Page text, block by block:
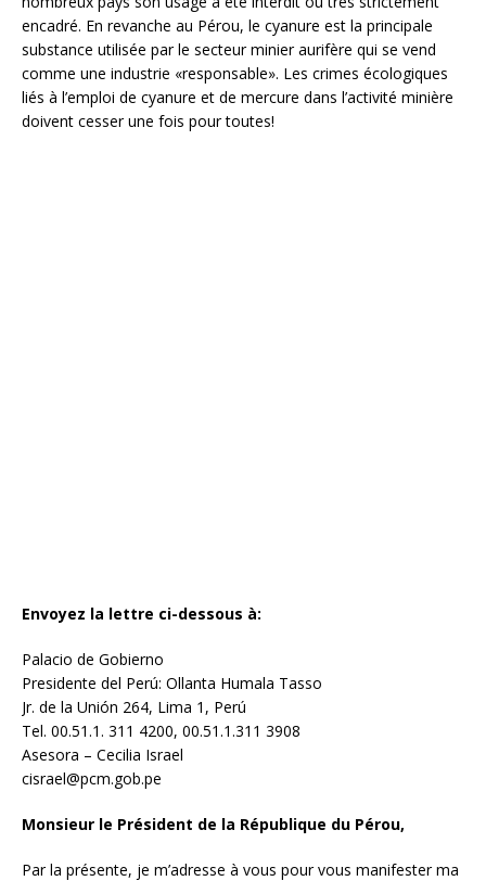
encadré. En revanche au Pérou, le cyanure est la principale
substance utilisée par le secteur minier aurifère qui se vend
comme une industrie «responsable». Les crimes écologiques
liés à l’emploi de cyanure et de mercure dans l’activité minière
doivent cesser une fois pour toutes!
Envoyez la lettre ci-dessous à:
Palacio de Gobierno
Presidente del Perú: Ollanta Humala Tasso
Jr. de la Unión 264, Lima 1, Perú
Tel. 00.51.1. 311 4200, 00.51.1.311 3908
Asesora – Cecilia Israel
cisrael@pcm.gob.pe
Monsieur le Président de la République du Pérou,
Par la présente, je m’adresse à vous pour vous manifester ma